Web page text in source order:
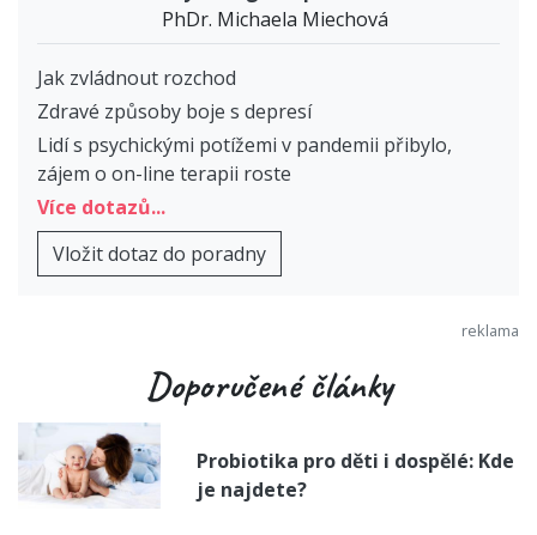
PhDr. Michaela Miechová
Jak zvládnout rozchod
Zdravé způsoby boje s depresí
Lidí s psychickými potížemi v pandemii přibylo,
zájem o on-line terapii roste
Více dotazů...
Vložit dotaz do poradny
Doporučené články
Probiotika pro děti i dospělé: Kde
je najdete?